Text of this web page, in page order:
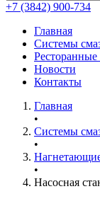
+7 (3842) 900‑734
Главная
Системы
Новости
Контакты
Главная
•
Системы
•
•
Насосная